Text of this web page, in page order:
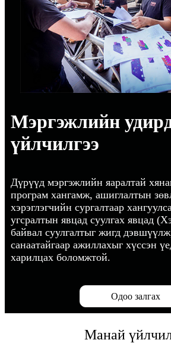
Мэргэжлийн
үйлчилгээ
Дүрүүд мэргэжлийн яаралтай
програм хангамж, ашиглалтын
хэрэглэгчийн сургалтаар
угсралтын явцад суулгах явцад
байвал суулгалтыг жигд
санаатайгаар ажиллахыг хүссэн
харилцах боломжтой.
Одоо залгах
Манай